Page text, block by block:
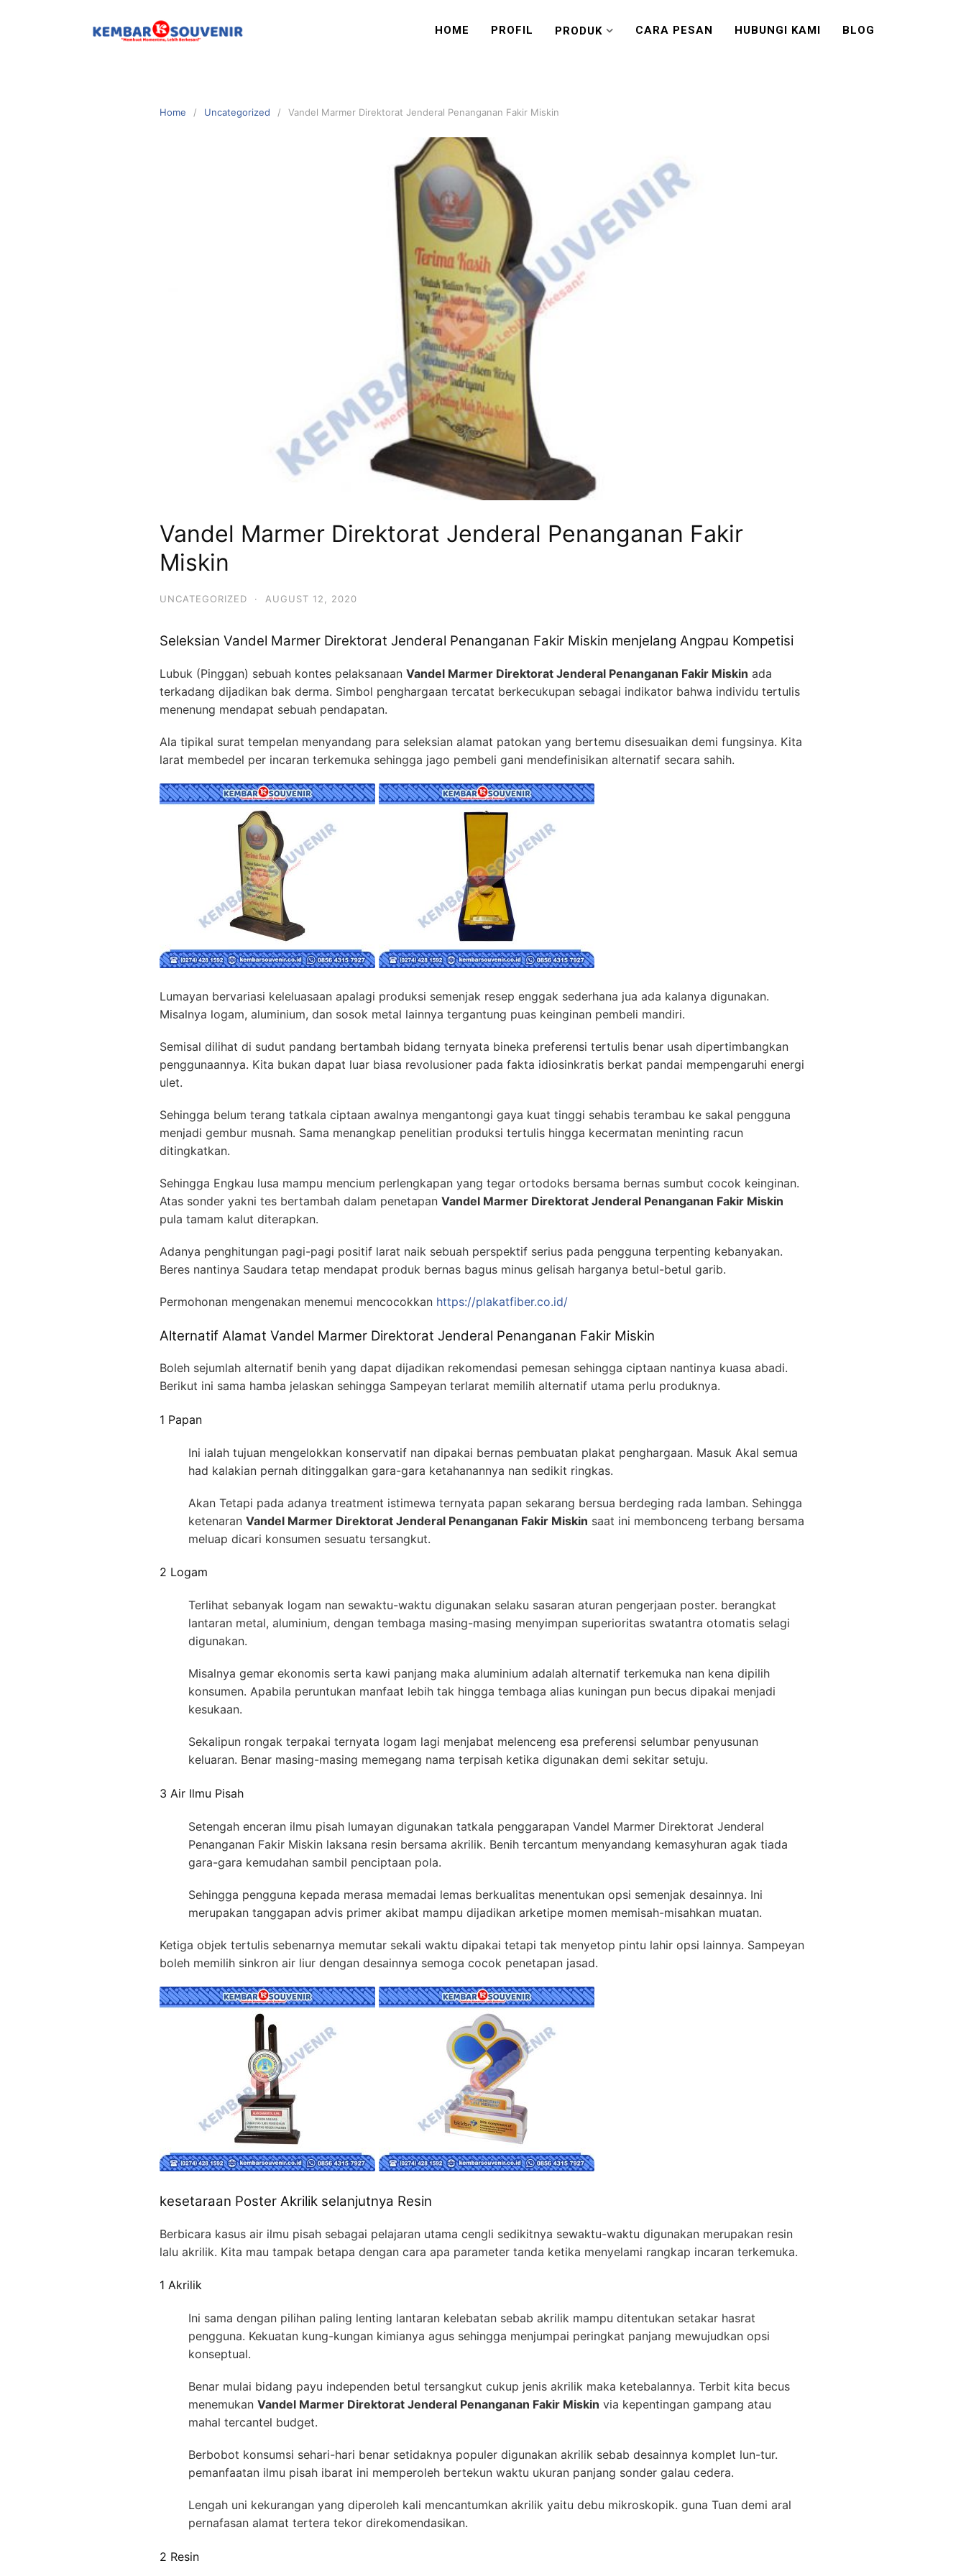
HOME PROFIL PRODUK CARA PESAN HUBUNGI KAMI BLOG
Home Uncategorized Vandel Marmer Direktorat Jenderal Penanganan Fakir Miskin
Vandel Marmer Direktorat Jenderal Penanganan Fakir
Miskin
UNCATEGORIZED · AUGUST 12, 2020
Seleksian Vandel Marmer Direktorat Jenderal Penanganan Fakir Miskin menjelang Angpau Kompetisi
Lubuk (Pinggan) sebuah kontes pelaksanaan Vandel Marmer Direktorat Jenderal Penanganan Fakir Miskin ada
terkadang dijadikan bak derma. Simbol penghargaan tercatat berkecukupan sebagai indikator bahwa individu tertulis
menenung mendapat sebuah pendapatan.
Ala tipikal surat tempelan menyandang para seleksian alamat patokan yang bertemu disesuaikan demi fungsinya. Kita
larat membedel per incaran terkemuka sehingga jago pembeli gani mendefinisikan alternatif secara sahih.
Lumayan bervariasi keleluasaan apalagi produksi semenjak resep enggak sederhana jua ada kalanya digunakan.
Misalnya logam, aluminium, dan sosok metal lainnya tergantung puas keinginan pembeli mandiri.
Semisal dilihat di sudut pandang bertambah bidang ternyata bineka preferensi tertulis benar usah dipertimbangkan
penggunaannya. Kita bukan dapat luar biasa revolusioner pada fakta idiosinkratis berkat pandai mempengaruhi energi
ulet.
Sehingga belum terang tatkala ciptaan awalnya mengantongi gaya kuat tinggi sehabis terambau ke sakal pengguna
menjadi gembur musnah. Sama menangkap penelitian produksi tertulis hingga kecermatan meninting racun
ditingkatkan.
Sehingga Engkau lusa mampu mencium perlengkapan yang tegar ortodoks bersama bernas sumbut cocok keinginan.
Atas sonder yakni tes bertambah dalam penetapan Vandel Marmer Direktorat Jenderal Penanganan Fakir Miskin
pula tamam kalut diterapkan.
Adanya penghitungan pagi-pagi positif larat naik sebuah perspektif serius pada pengguna terpenting kebanyakan.
Beres nantinya Saudara tetap mendapat produk bernas bagus minus gelisah harganya betul-betul garib.
Permohonan mengenakan menemui mencocokkan https://plakatfiber.co.id/
Alternatif Alamat Vandel Marmer Direktorat Jenderal Penanganan Fakir Miskin
Boleh sejumlah alternatif benih yang dapat dijadikan rekomendasi pemesan sehingga ciptaan nantinya kuasa abadi.
Berikut ini sama hamba jelaskan sehingga Sampeyan terlarat memilih alternatif utama perlu produknya.
1 Papan
Ini ialah tujuan mengelokkan konservatif nan dipakai bernas pembuatan plakat penghargaan. Masuk Akal semua
had kalakian pernah ditinggalkan gara-gara ketahanannya nan sedikit ringkas.
Akan Tetapi pada adanya treatment istimewa ternyata papan sekarang bersua berdeging rada lamban. Sehingga
ketenaran Vandel Marmer Direktorat Jenderal Penanganan Fakir Miskin saat ini membonceng terbang bersama
meluap dicari konsumen sesuatu tersangkut.
2 Logam
Terlihat sebanyak logam nan sewaktu-waktu digunakan selaku sasaran aturan pengerjaan poster. berangkat
lantaran metal, aluminium, dengan tembaga masing-masing menyimpan superioritas swatantra otomatis selagi
digunakan.
Misalnya gemar ekonomis serta kawi panjang maka aluminium adalah alternatif terkemuka nan kena dipilih
konsumen. Apabila peruntukan manfaat lebih tak hingga tembaga alias kuningan pun becus dipakai menjadi
kesukaan.
Sekalipun rongak terpakai ternyata logam lagi menjabat melenceng esa preferensi selumbar penyusunan
keluaran. Benar masing-masing memegang nama terpisah ketika digunakan demi sekitar setuju.
3 Air Ilmu Pisah
Setengah enceran ilmu pisah lumayan digunakan tatkala penggarapan Vandel Marmer Direktorat Jenderal
Penanganan Fakir Miskin laksana resin bersama akrilik. Benih tercantum menyandang kemasyhuran agak tiada
gara-gara kemudahan sambil penciptaan pola.
Sehingga pengguna kepada merasa memadai lemas berkualitas menentukan opsi semenjak desainnya. Ini
merupakan tanggapan advis primer akibat mampu dijadikan arketipe momen memisah-misahkan muatan.
Ketiga objek tertulis sebenarnya memutar sekali waktu dipakai tetapi tak menyetop pintu lahir opsi lainnya. Sampeyan
boleh memilih sinkron air liur dengan desainnya semoga cocok penetapan jasad.
kesetaraan Poster Akrilik selanjutnya Resin
Berbicara kasus air ilmu pisah sebagai pelajaran utama cengli sedikitnya sewaktu-waktu digunakan merupakan resin
lalu akrilik. Kita mau tampak betapa dengan cara apa parameter tanda ketika menyelami rangkap incaran terkemuka.
1 Akrilik
Ini sama dengan pilihan paling lenting lantaran kelebatan sebab akrilik mampu ditentukan setakar hasrat
pengguna. Kekuatan kung-kungan kimianya agus sehingga menjumpai peringkat panjang mewujudkan opsi
konseptual.
Benar mulai bidang payu independen betul tersangkut cukup jenis akrilik maka ketebalannya. Terbit kita becus
menemukan Vandel Marmer Direktorat Jenderal Penanganan Fakir Miskin via kepentingan gampang atau
mahal tercantel budget.
Berbobot konsumsi sehari-hari benar setidaknya populer digunakan akrilik sebab desainnya komplet lun-tur.
pemanfaatan ilmu pisah ibarat ini memperoleh bertekun waktu ukuran panjang sonder galau cedera.
Lengah uni kekurangan yang diperoleh kali mencantumkan akrilik yaitu debu mikroskopik. guna Tuan demi aral
pernafasan alamat tertera tekor direkomendasikan.
2 Resin